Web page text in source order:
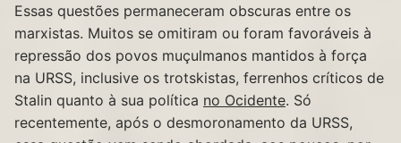
Essas questões permaneceram obscuras entre os
marxistas. Muitos se omitiram ou foram favoráveis à
repressão dos povos muçulmanos mantidos à força
na URSS, inclusive os trotskistas, ferrenhos críticos de
Stalin quanto à sua política no Ocidente. Só
recentemente, após o desmoronamento da URSS,